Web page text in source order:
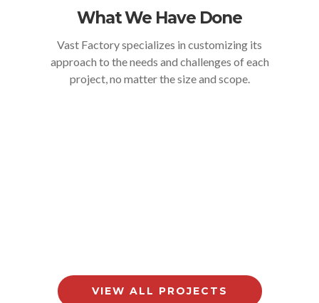
What We Have Done
Vast Factory specializes in customizing its
approach to the needs and challenges of each
project, no matter the size and scope.
VIEW ALL PROJECTS